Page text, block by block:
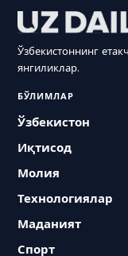
Ўзбекистоннинг
янгиликлар.
БЎЛИМЛАР
Ўзбекистон
Иқтисод
Молия
Технологиялар
Маданият
Спорт